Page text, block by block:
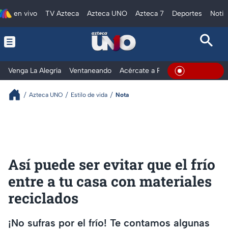
en vivo TV Azteca Azteca UNO Azteca 7 Deportes
Venga La Alegría Ventaneando Acércate a Rocío Al Extremo
Azteca UNO Estilo de vida Nota
Así puede ser evitar que el frío
entre a tu casa con materiales
reciclados
¡No sufras por el frío! Te contamos algunas